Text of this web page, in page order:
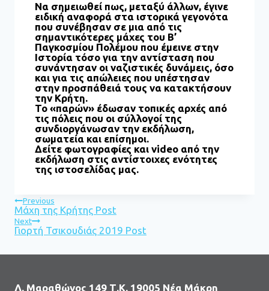
Να σημειωθεί πως, μεταξύ άλλων, έγινε
ειδική αναφορά στα ιστορικά γεγονότα
που συνέβησαν σε μια από τις
σημαντικότερες μάχες του Β’
Παγκοσμίου Πολέμου που έμεινε στην
Ιστορία τόσο για την αντίσταση που
συνάντησαν οι ναζιστικές δυνάμεις, όσο
και για τις απώλειες που υπέστησαν
στην προσπάθειά τους να κατακτήσουν
την Κρήτη.
Το «παρών» έδωσαν τοπικές αρχές από
τις πόλεις που οι σύλλογοί της
συνδιοργάνωσαν την εκδήλωση,
σωματεία και επίσημοι.
Δείτε φωτογραφίες και video από την
εκδήλωση στις αντίστοιχες ενότητες
της ιστοσελίδας μας.
Previous
Μάχη της Κρήτης Post
Next
Γιορτή Τσικουδιάς 2019 Post
Λ. Μαραθώνος 149 Τ.Κ. 19005 Νέα Μάκρη